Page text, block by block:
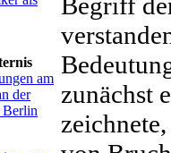
am
der
Berlin
zunächst